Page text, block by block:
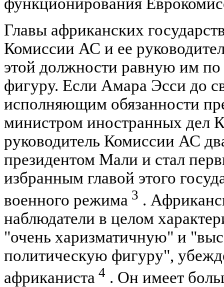
Главы африканских
Комиссии АС и ее
этой должности равную им
фигуру. Если Амара Эсси до
исполняющим обязанности
министром иностранных дел
руководитель Комиссии АС
президентом Мали и стал
избранным главой этого
военного режима 3 .
наблюдатели в целом
"очень харизматичную" и
политическую фигуру",
африканиста 4 . Он имеет